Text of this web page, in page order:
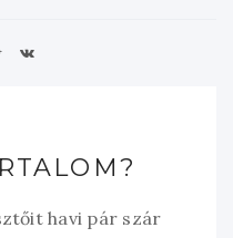
havi pár szár